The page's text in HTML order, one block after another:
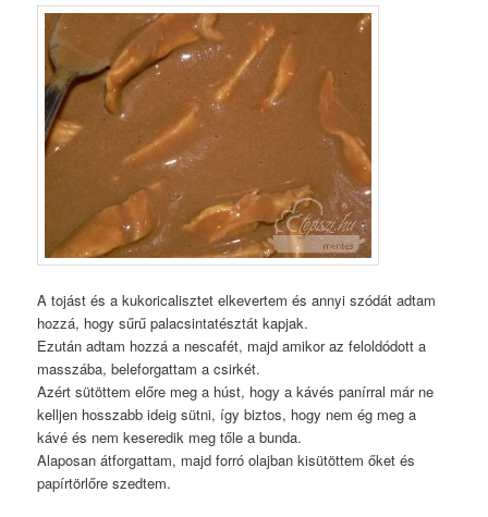
A tojást és a kukoricalisztet elkevertem és annyi szódát adtam
hozzá, hogy sűrű palacsintatésztát kapjak.
Ezután adtam hozzá a nescafét, majd amikor az feloldódott a
masszába, beleforgattam a csirkét.
Azért sütöttem előre meg a húst, hogy a kávés panírral már ne
kelljen hosszabb ideig sütni, így biztos, hogy nem ég meg a
kávé és nem keseredik meg tőle a bunda.
Alaposan átforgattam, majd forró olajban kisütöttem őket és
papírtörlőre szedtem.